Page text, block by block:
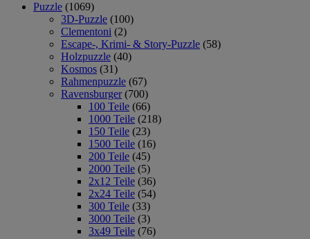
Puzzle (1069)
3D-Puzzle (100)
Clementoni (2)
Escape-, Krimi- & Story-Puzzle (58)
Holzpuzzle (40)
Kosmos (31)
Rahmenpuzzle (67)
Ravensburger (700)
100 Teile (66)
1000 Teile (218)
150 Teile (23)
1500 Teile (16)
200 Teile (45)
2000 Teile (5)
2x12 Teile (36)
2x24 Teile (54)
300 Teile (33)
3000 Teile (3)
3x49 Teile (76)